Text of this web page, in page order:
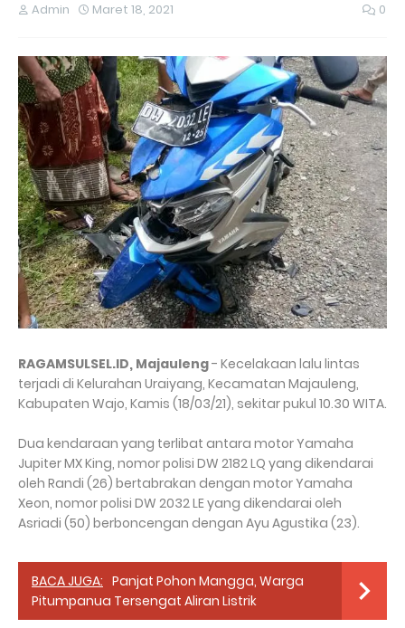
Admin Maret 18, 2021 0
RAGAMSULSEL.ID, Majauleng- Kecelakaan lalu lintas
terjadi di Kelurahan Uraiyang, Kecamatan Majauleng,
Kabupaten Wajo, Kamis (18/03/21), sekitar pukul 10.30 WITA.
Dua kendaraan yang terlibat antara motor Yamaha
Jupiter MX King, nomor polisi DW 2182 LQ yang dikendarai
oleh Randi (26) bertabrakan dengan motor Yamaha
Xeon, nomor polisi DW 2032 LE yang dikendarai oleh
Asriadi (50) berboncengan dengan Ayu Agustika (23).
BACA JUGA: Panjat Pohon Mangga, Warga
Pitumpanua Tersengat Aliran Listrik